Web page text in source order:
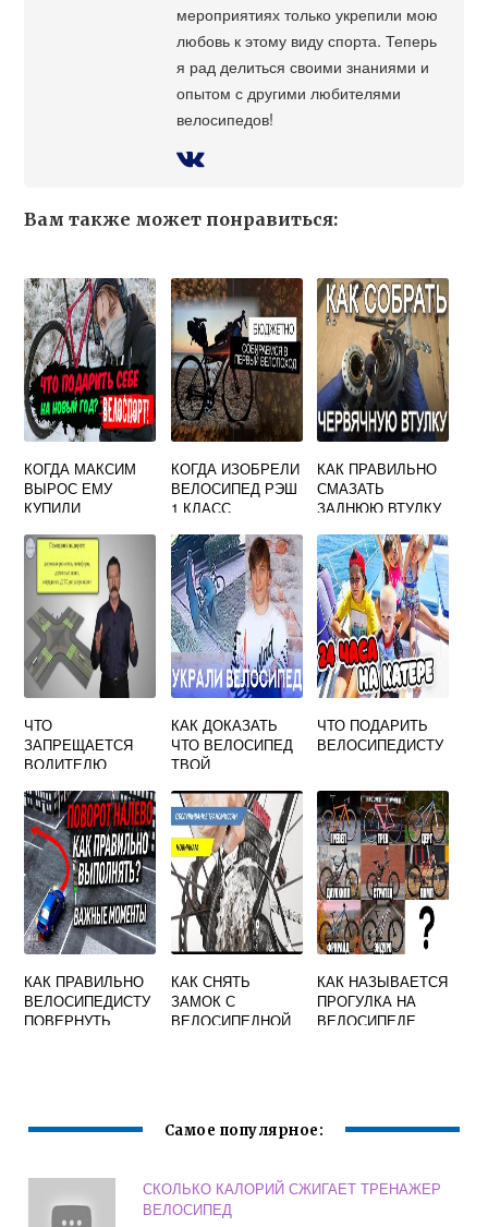
мероприятиях только укрепили мою
любовь к этому виду спорта. Теперь
я рад делиться своими знаниями и
опытом с другими любителями
велосипедов!
Вам также может понравиться:
КОГДА МАКСИМ
ВЫРОС ЕМУ
КУПИЛИ
ВЕЛОСИПЕД С
КОЛЕСАМИ
ДИАМЕТРОМ 24
ДЮЙМА
КОГДА ИЗОБРЕЛИ
ВЕЛОСИПЕД РЭШ
1 КЛАСС
КАК ПРАВИЛЬНО
СМАЗАТЬ
ЗАДНЮЮ ВТУЛКУ
НОЖНЫМ
ТОРМОЗОМ
ЧТО
ЗАПРЕЩАЕТСЯ
ВОДИТЕЛЮ
ОБЖ 8 КЛАСС
КРАТКО
КАК ДОКАЗАТЬ
ЧТО ВЕЛОСИПЕД
ТВОЙ
ЧТО ПОДАРИТЬ
ВЕЛОСИПЕДИСТУ
КАК ПРАВИЛЬНО
ВЕЛОСИПЕДИСТУ
ПОВЕРНУТЬ
КАК СНЯТЬ
ЗАМОК С
ВЕЛОСИПЕДНОЙ
КАК НАЗЫВАЕТСЯ
ПРОГУЛКА НА
ВЕЛОСИПЕДЕ
Самое популярное:
СКОЛЬКО КАЛОРИЙ СЖИГАЕТ ТРЕНАЖЕР
ВЕЛОСИПЕД